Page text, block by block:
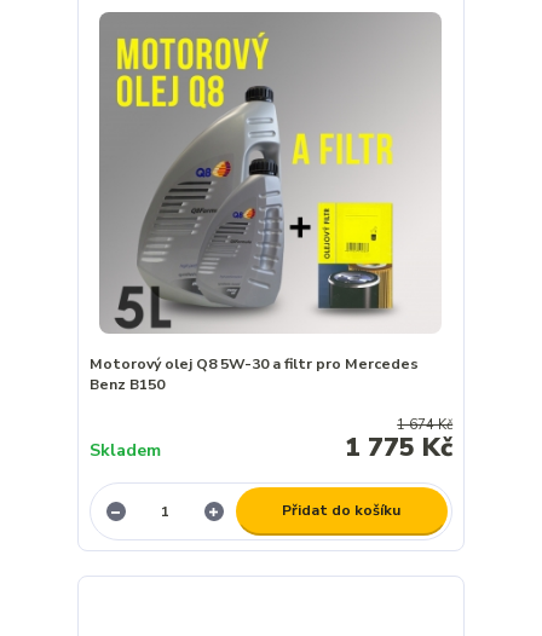
Motorový olej Q8 5W-30 a filtr pro Mercedes
Benz B150
1 674 Kč
1 775 Kč
Skladem
Přidat do košíku